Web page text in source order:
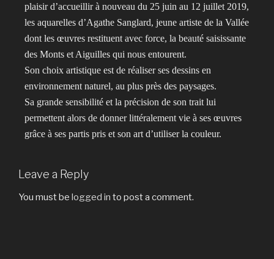
plaisir d’accueillir à nouveau du 25 juin au 12 juillet 2019,
les aquarelles d’Agathe Sanglard, jeune artiste de la Vallée
dont les œuvres restituent avec force, la beauté saisissante
des Monts et Aiguilles qui nous entourent.
Son choix artistique est de réaliser ses dessins en
environnement naturel, au plus près des paysages.
Sa grande sensibilité et la précision de son trait lui
permettent alors de donner littéralement vie à ses œuvres
grâce à ses partis pris et son art d’utiliser la couleur.
Leave a Reply
You must be logged in to post a comment.